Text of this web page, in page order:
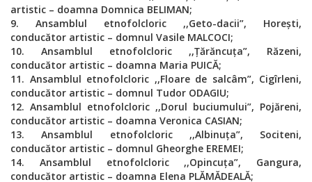
artistic – doamna Domnica BELIMAN;
9. Ansamblul etnofolcloric ,,Geto-dacii”, Horești,
conducător artistic – domnul Vasile MALCOCI;
10. Ansamblul etnofolcloric ,,Țărăncuța”, Răzeni,
conducător artistic – doamna Maria PUICĂ;
11. Ansamblul etnofolcloric ,,Floare de salcâm”, Cigîrleni,
conducător artistic – domnul Tudor ODAGIU;
12. Ansamblul etnofolcloric ,,Dorul buciumului”, Pojăreni,
conducător artistic – doamna Veronica CASIAN;
13. Ansamblul etnofolcloric ,,Albinuța”, Sociteni,
conducător artistic – domnul Gheorghe EREMEI;
14. Ansamblul etnofolcloric ,,Opincuța”, Gangura,
conducător artistic – doamna Elena PLĂMĂDEALĂ;